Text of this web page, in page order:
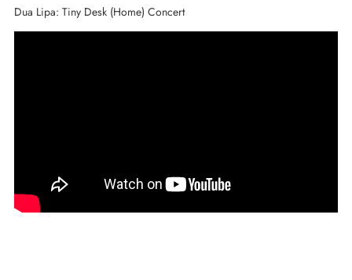
Dua Lipa: Tiny Desk (Home) Concert